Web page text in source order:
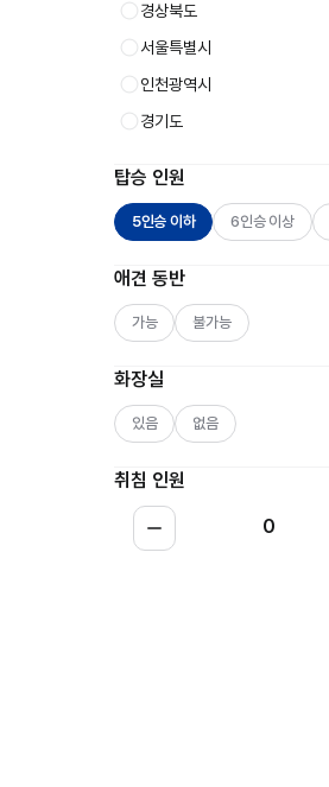
경상북도
서울특별시
인천광역시
경기도
탑승 인원
5인승 이하 6인승 이상
애견 동반
가능 불가능
화장실
있음 없음
취침 인원
0